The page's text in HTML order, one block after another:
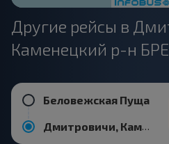
Другие рейсы в
Каменецкий р-н
Беловежская Пуща
Дмитровичи, Каменецкий р-н БРЕСТСКАЯ ОБЛ.